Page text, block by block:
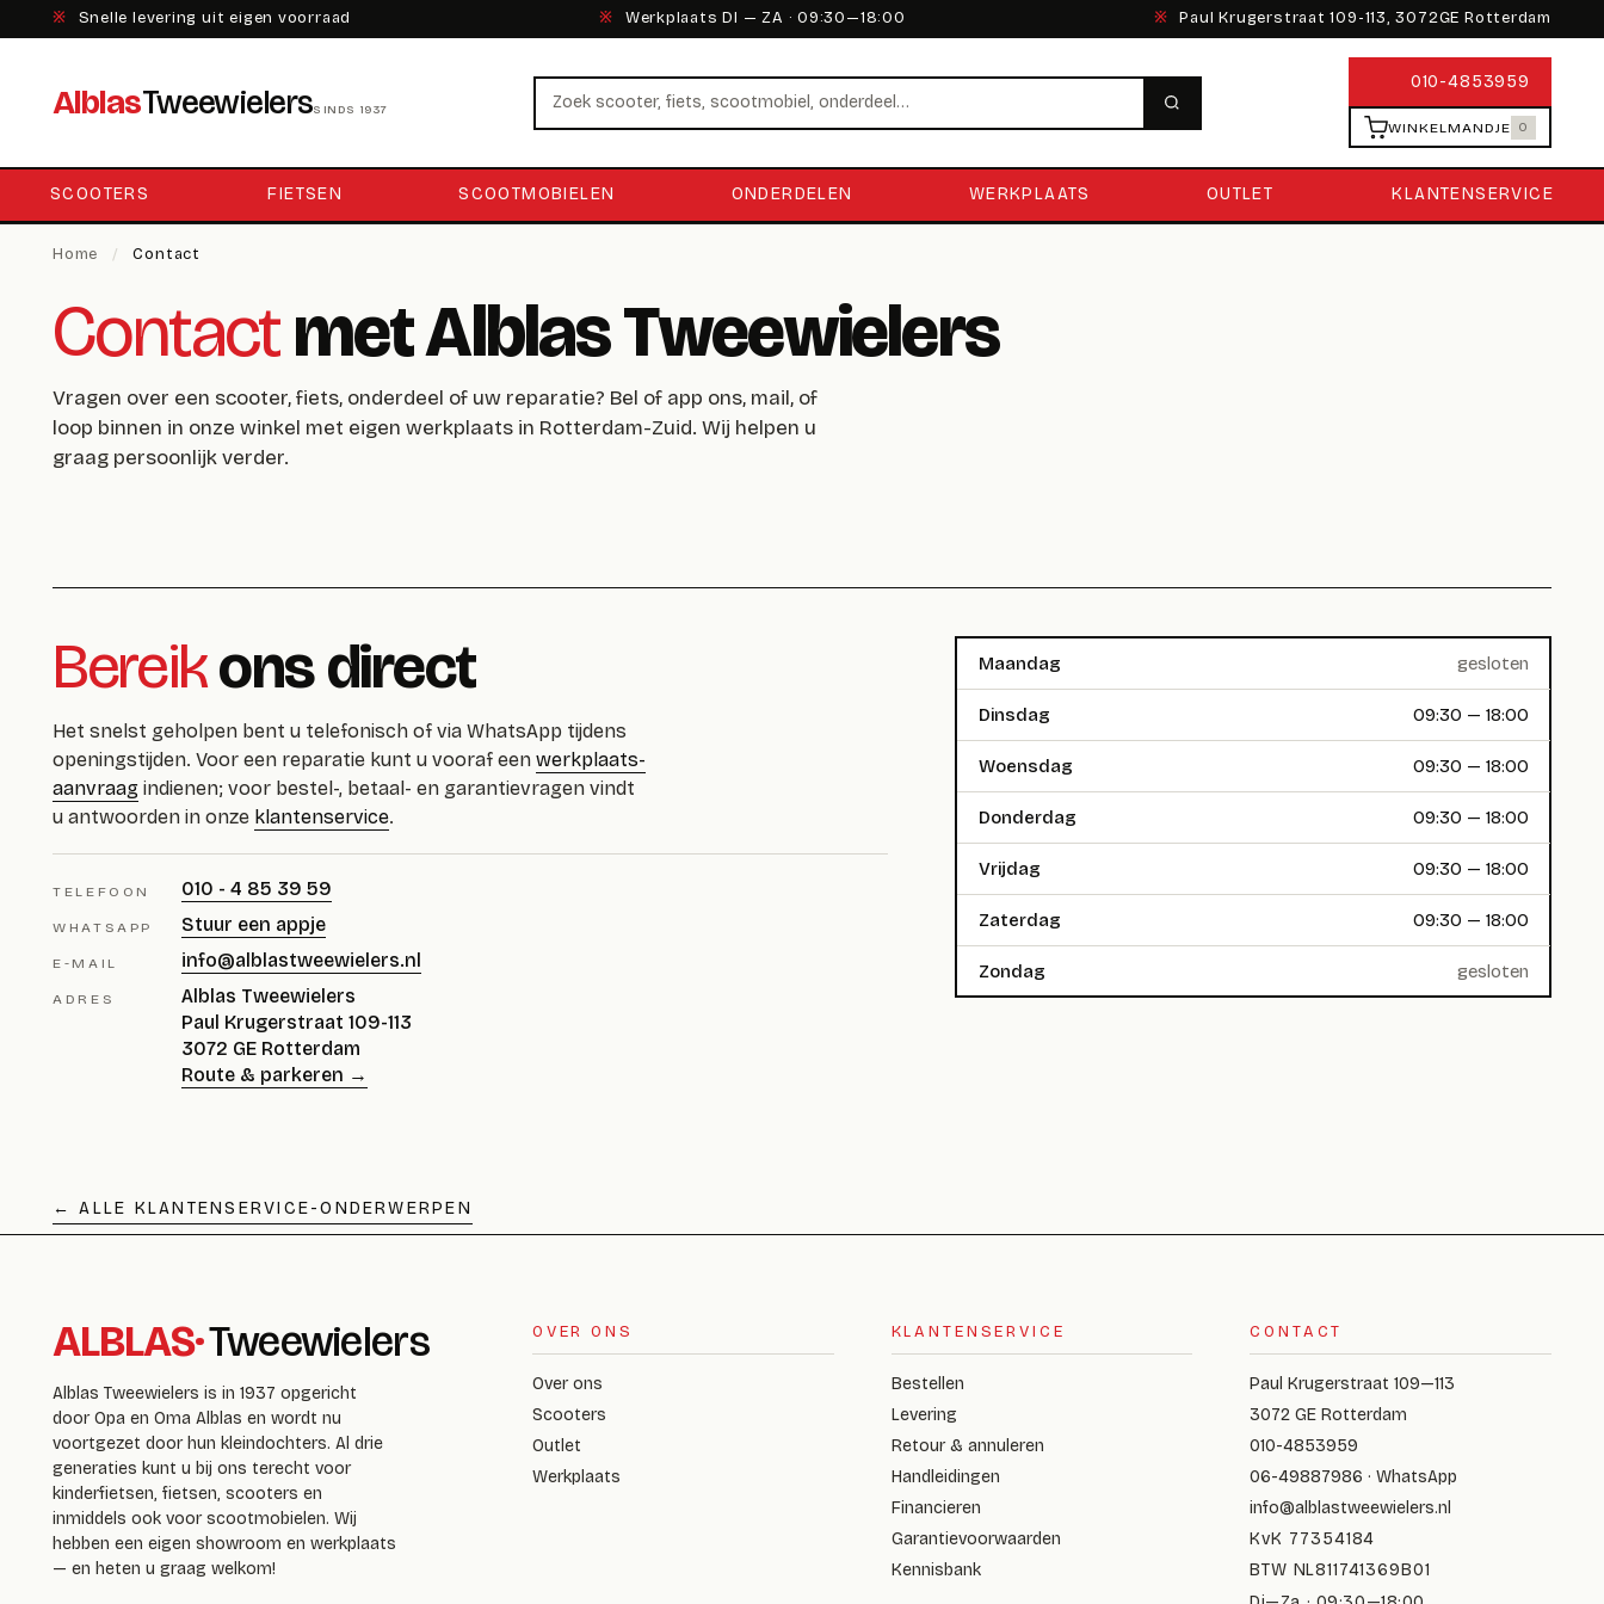
※ Snelle levering uit eigen voorraad ※ Werkplaats DI — ZA · 09:30—18:00 ※ Paul Krugerstraat 109-113, 3072GE Rotterdam
AlblasTweewielersSINDS 1937
Zoeken 010-4853959
WINKELMANDJE 0
SCOOTERS FIETSEN SCOOTMOBIELEN ONDERDELEN WERKPLAATS OUTLET KLANTENSERVICE
Home / Contact
Contactmet Alblas Tweewielers
Vragen over een scooter, fiets, onderdeel of uw reparatie? Bel of app ons, mail, of
loop binnen in onze winkel met eigen werkplaats in Rotterdam-Zuid. Wij helpen u
graag persoonlijk verder.
Bereikons direct
Het snelst geholpen bent u telefonisch of via WhatsApp tijdens
openingstijden. Voor een reparatie kunt u vooraf een werkplaats-
aanvraag indienen; voor bestel-, betaal- en garantievragen vindt
u antwoorden in onze klantenservice.
TELEFOON 010 - 4 85 39 59
WHATSAPP Stuur een appje
E-MAIL info@alblastweewielers.nl
ADRES
Alblas Tweewielers
Paul Krugerstraat 109-113
3072 GE Rotterdam
Route & parkeren →
Maandag gesloten
Dinsdag 09:30 — 18:00
Woensdag 09:30 — 18:00
Donderdag 09:30 — 18:00
Vrijdag 09:30 — 18:00
Zaterdag 09:30 — 18:00
Zondag gesloten
← ALLE KLANTENSERVICE-ONDERWERPEN
ALBLAS·Tweewielers
Alblas Tweewielers is in 1937 opgericht
door Opa en Oma Alblas en wordt nu
voortgezet door hun kleindochters. Al drie
generaties kunt u bij ons terecht voor
kinderfietsen, fietsen, scooters en
inmiddels ook voor scootmobielen. Wij
hebben een eigen showroom en werkplaats
— en heten u graag welkom!
OVER ONS
Over ons
Scooters
Outlet
Werkplaats
KLANTENSERVICE
Bestellen
Levering
Retour & annuleren
Handleidingen
Financieren
Garantievoorwaarden
Kennisbank
CONTACT
Paul Krugerstraat 109—113
3072 GE Rotterdam
010-4853959
06-49887986 · WhatsApp
info@alblastweewielers.nl
KvK 77354184
BTW NL811741369B01